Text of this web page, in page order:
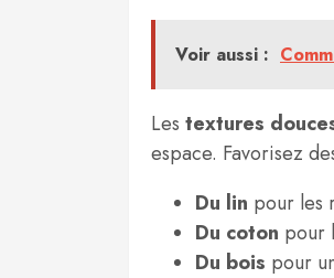
Voir aussi :
Les textures
espace. Favorisez
Du lin pour les
Du coton pour
Du bois pour